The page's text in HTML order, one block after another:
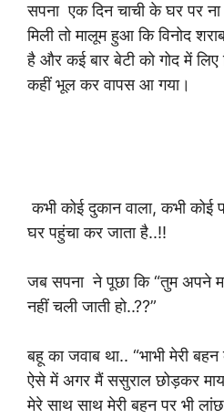
सपना एक दिन चाची के घर पर
मिली तो मालूम हुआ कि विनोद
है और कई बार बेटी को गोद में
कहीं भूल कर वापस आ गया।
कभी कोई दुकान वाला, कभी कोई
घर पहुंचा कर जाता है..!!
जब सपना ने पूछा कि “तुम अपने
नहीं चली जाती हो..??”
बहू का जवाब था.. “भाभी मेरी
ऐसे में अगर मैं ससुराल छोड़कर
मेरे साथ साथ मेरी बहन पर भी